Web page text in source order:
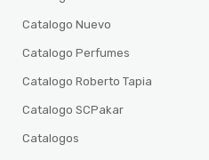
Catalogo Nuevo
Catalogo Perfumes
Catalogo Roberto Tapia
Catalogo SCPakar
Catalogos